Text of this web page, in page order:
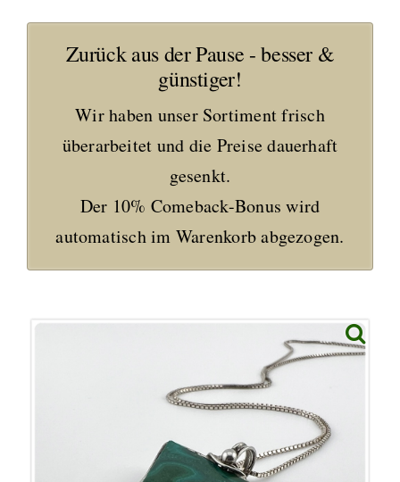
Zurück aus der Pause - besser &
günstiger!
Wir haben unser Sortiment frisch
überarbeitet und die Preise dauerhaft
gesenkt.
Der 10% Comeback-Bonus wird
automatisch im Warenkorb abgezogen.